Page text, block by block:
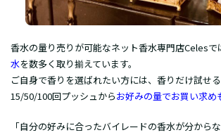
香水の量り売りが可能なネット香水専門店Celesで
水を数多く取り揃えています。
ご自身で香りを選ばれたい方には、香りだけ試せ
15/50/100回プッシュからお好みの量でお買い求め
「自分の好みに合ったバイレードの香水が分から